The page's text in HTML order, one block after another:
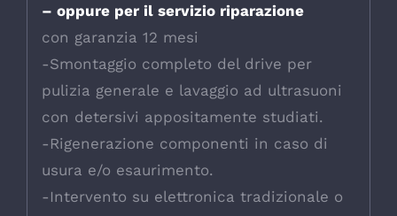
– oppure per il servizio riparazione
con garanzia 12 mesi
-Smontaggio completo del drive per
pulizia generale e lavaggio ad ultrasuoni
con detersivi appositamente studiati.
-Rigenerazione componenti in caso di
usura e/o esaurimento.
-Intervento su elettronica tradizionale o